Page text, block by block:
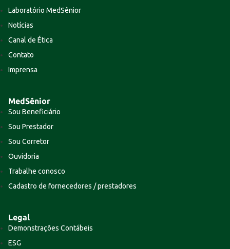
Laboratório MedSênior
Notícias
Canal de Ética
Contato
Imprensa
MedSênior
Sou Beneficiário
Sou Prestador
Sou Corretor
Ouvidoria
Trabalhe conosco
Cadastro de fornecedores / prestadores
Legal
Demonstrações Contábeis
ESG